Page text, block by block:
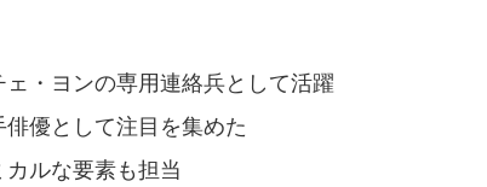
ェ・ヨンの専用連絡兵として活躍
俳優として注目を集めた
カルな要素も担当